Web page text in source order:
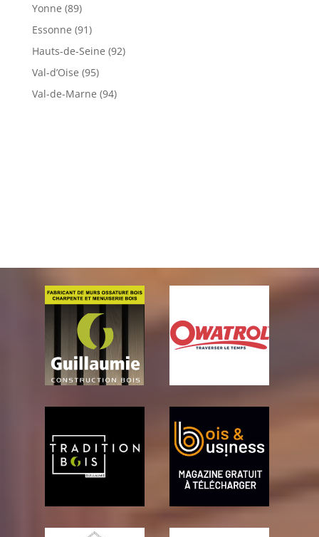
Yonne (89)
Essonne (91)
Hauts-de-Seine (92)
Val-d’Oise (95)
Val-de-Marne (94)